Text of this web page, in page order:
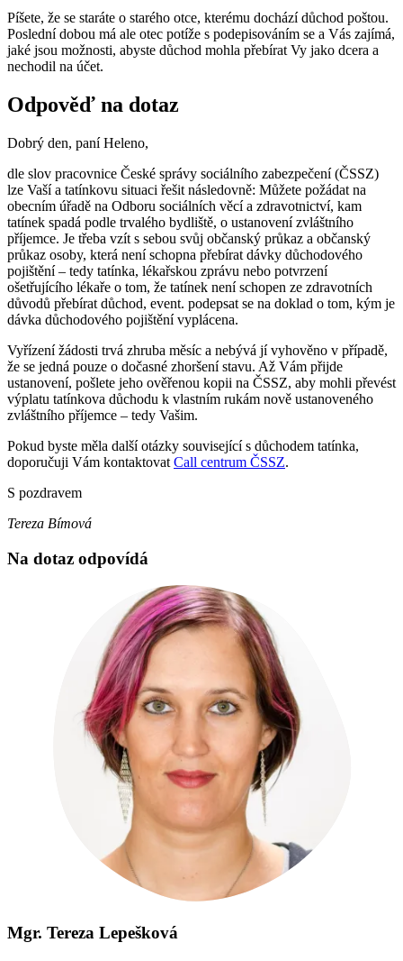
Píšete, že se staráte o starého otce, kterému dochází důchod poštou.
Poslední dobou má ale otec potíže s podepisováním se a Vás zajímá,
jaké jsou možnosti, abyste důchod mohla přebírat Vy jako dcera a
nechodil na účet.
Odpověď na dotaz
Dobrý den, paní Heleno,
dle slov pracovnice České správy sociálního zabezpečení (ČSSZ)
lze Vaší a tatínkovu situaci řešit následovně: Můžete požádat na
obecním úřadě na Odboru sociálních věcí a zdravotnictví, kam
tatínek spadá podle trvalého bydliště, o ustanovení zvláštního
příjemce. Je třeba vzít s sebou svůj občanský průkaz a občanský
průkaz osoby, která není schopna přebírat dávky důchodového
pojištění – tedy tatínka, lékařskou zprávu nebo potvrzení
ošetřujícího lékaře o tom, že tatínek není schopen ze zdravotních
důvodů přebírat důchod, event. podepsat se na doklad o tom, kým je
dávka důchodového pojištění vyplácena.
Vyřízení žádosti trvá zhruba měsíc a nebývá jí vyhověno v případě,
že se jedná pouze o dočasné zhoršení stavu. Až Vám přijde
ustanovení, pošlete jeho ověřenou kopii na ČSSZ, aby mohli převést
výplatu tatínkova důchodu k vlastním rukám nově ustanoveného
zvláštního příjemce – tedy Vašim.
Pokud byste měla další otázky související s důchodem tatínka,
doporučuji Vám kontaktovat Call centrum ČSSZ.
S pozdravem
Tereza Bímová
Na dotaz odpovídá
Mgr. Tereza Lepešková